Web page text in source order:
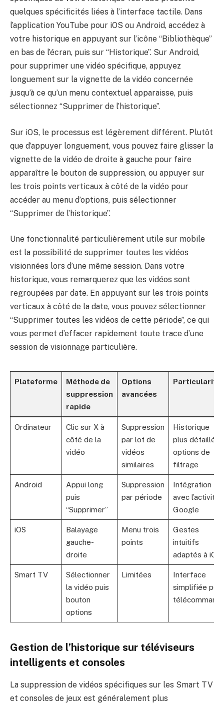
quelques spécificités liées à l’interface tactile. Dans
l’application YouTube pour iOS ou Android, accédez à
votre historique en appuyant sur l’icône “Bibliothèque”
en bas de l’écran, puis sur “Historique”. Sur Android,
pour supprimer une vidéo spécifique, appuyez
longuement sur la vignette de la vidéo concernée
jusqu’à ce qu’un menu contextuel apparaisse, puis
sélectionnez “Supprimer de l’historique”.
Sur iOS, le processus est légèrement différent. Plutôt
que d’appuyer longuement, vous pouvez faire glisser la
vignette de la vidéo de droite à gauche pour faire
apparaître le bouton de suppression, ou appuyer sur
les trois points verticaux à côté de la vidéo pour
accéder au menu d’options, puis sélectionner
“Supprimer de l’historique”.
Une fonctionnalité particulièrement utile sur mobile
est la possibilité de supprimer toutes les vidéos
visionnées lors d’une même session. Dans votre
historique, vous remarquerez que les vidéos sont
regroupées par date. En appuyant sur les trois points
verticaux à côté de la date, vous pouvez sélectionner
“Supprimer toutes les vidéos de cette période”, ce qui
vous permet d’effacer rapidement toute trace d’une
session de visionnage particulière.
Plateforme
Méthode de
suppression
rapide
Options
avancées
Ordinateur
Clic sur X à
côté de la
vidéo
Suppression
par lot de
vidéos
similaires
Historique
plus détaillé,
options de
filtrage
Android
Appui long
puis
“Supprimer”
Suppression
par période
Intégration
avec l’activité
Google
iOS
Balayage
gauche-
droite
Menu trois
points
Gestes
intuitifs
adaptés à iOS
Smart TV
Sélectionner
la vidéo puis
bouton
options
Limitées
Interface
simplifiée
Gestion de l’historique sur téléviseurs
intelligents et consoles
La suppression de vidéos spécifiques sur les Smart TV
et consoles de jeux est généralement plus